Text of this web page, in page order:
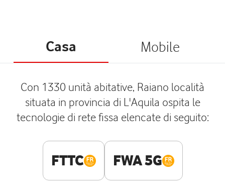
Casa Mobile
Con 1330 unità abitative, Raiano località
situata in provincia di L'Aquila ospita le
tecnologie di rete fissa elencate di seguito:
FTTC FWA 5G